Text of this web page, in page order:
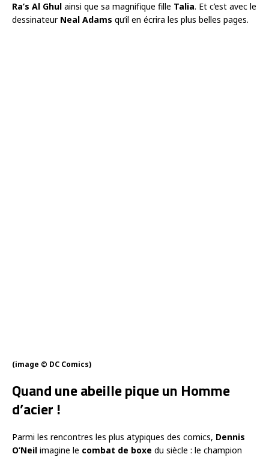
Ra’s Al Ghul ainsi que sa magnifique fille Talia. Et c’est avec le
dessinateur Neal Adams qu’il en écrira les plus belles pages.
(image © DC Comics)
Quand une abeille pique un Homme
d’acier !
Parmi les rencontres les plus atypiques des comics, Dennis
O’Neil imagine le combat de boxe du siècle : le champion